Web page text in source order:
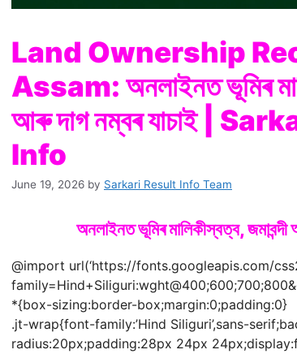
Land Ownership
Assam: অনলাইনত ভূমিৰ
আৰু দাগ নম্বৰ যাচাই |
Info
June 19, 2026 by Sarkari Result Info Team
অনলাইনত ভূমিৰ মালিকীস্বত্ব,
@import url(‘https://fonts.googleapis.com/
*{box-sizing:border-box;margin:0;padding:0}
.jt-wrap{font-family:’Hind Siliguri’,sans-
radius:20px;padding:28px 24px